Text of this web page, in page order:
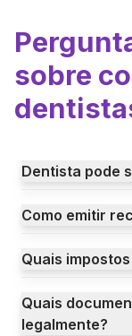
sobre
Dentista pode
Como emitir
Quais
Quais
legalmente?